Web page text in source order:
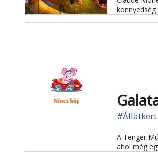
könnyedség
#Állatkert
A Tenger
ahol még